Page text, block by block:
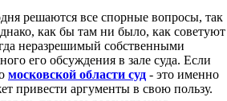
решаются все спорные вопросы, так
как бы там ни было, как советуют
неразрешимый собственными
его обсуждения в зале суда. Если
московской области суд - это именно
привести аргументы в свою пользу.